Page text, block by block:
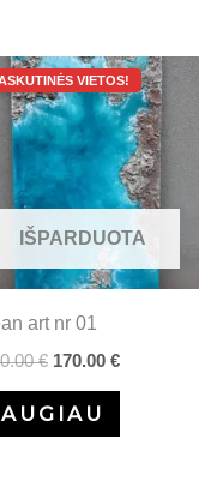
IŠPARDUOTA
art nr 01
€
Original
price
was:
1,200.00 €.
170.00 €
Current
price
is:
170.00 €.